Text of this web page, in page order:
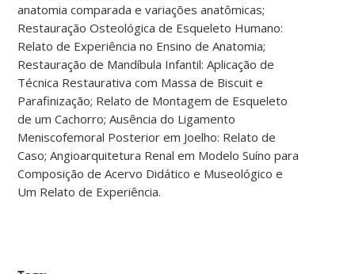
anatomia comparada e variações anatômicas;
Restauração Osteológica de Esqueleto Humano:
Relato de Experiência no Ensino de Anatomia;
Restauração de Mandíbula Infantil: Aplicação de
Técnica Restaurativa com Massa de Biscuit e
Parafinização; Relato de Montagem de Esqueleto
de um Cachorro; Ausência do Ligamento
Meniscofemoral Posterior em Joelho: Relato de
Caso; Angioarquitetura Renal em Modelo Suíno para
Composição de Acervo Didático e Museológico e
Um Relato de Experiência.